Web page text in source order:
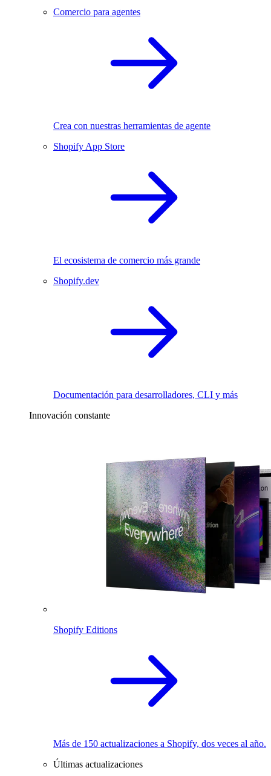
Comercio para agentes
Crea con nuestras herramientas de agente
Shopify App Store
El ecosistema de comercio más grande
Shopify.dev
Documentación para desarrolladores, CLI y más
Innovación constante
Shopify Editions
Más de 150 actualizaciones a Shopify, dos veces al año.
Últimas actualizaciones